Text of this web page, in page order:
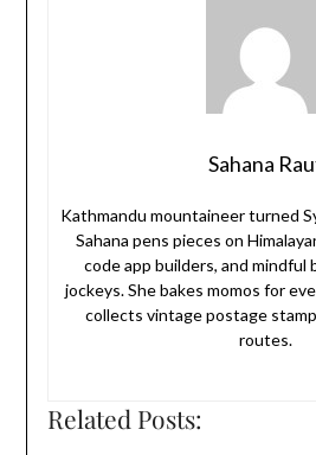
Sahana
Kathmandu mountaineer turned
Sahana pens pieces on
code app builders, and mindful
jockeys. She bakes momos for
collects vintage postage
routes.
Related Posts: